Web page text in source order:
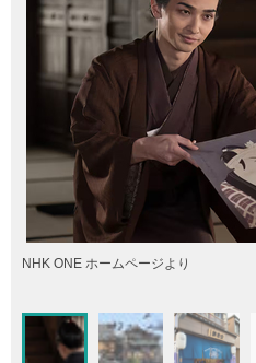
NHK ONE ホームページより